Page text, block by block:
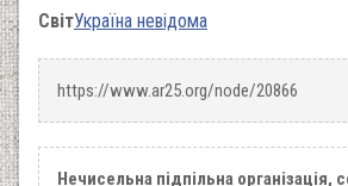
СвітУкраїна невідома
https://www.ar25.org/node/20866
Нечисельна підпільна організація,